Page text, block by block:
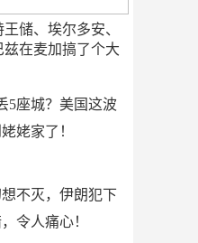
王储、埃尔多安、
兹在麦加搞了个大
5座城？美国这波
姥家了！
不灭，伊朗犯下
令人痛心！